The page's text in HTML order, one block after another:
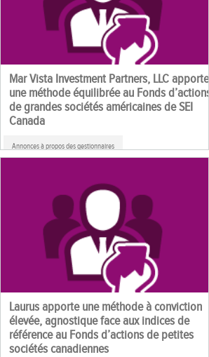
Mar Vista Investment Partners, LLC apporte
une méthode équilibrée au Fonds d’actions
de grandes sociétés américaines de SEI
Canada
Annonces à propos des gestionnaires
Laurus apporte une méthode à conviction
élevée, agnostique face aux indices de
référence au Fonds d’actions de petites
sociétés canadiennes